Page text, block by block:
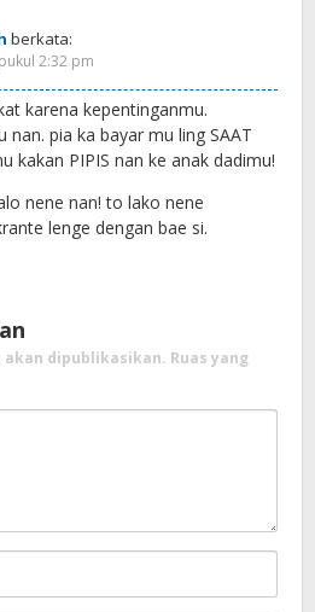
berkata:
2:32 pm
karena kepentinganmu.
nan. pia ka bayar mu ling SAAT
kakan PIPIS nan ke anak dadimu!
nene nan! to lako nene
lenge dengan bae si.
dipublikasikan. Ruas yang